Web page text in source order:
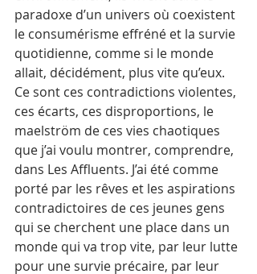
paradoxe d’un univers où coexistent
le consumérisme effréné et la survie
quotidienne, comme si le monde
allait, décidément, plus vite qu’eux.
Ce sont ces contradictions violentes,
ces écarts, ces disproportions, le
maelström de ces vies chaotiques
que j’ai voulu montrer, comprendre,
dans Les Affluents. J’ai été comme
porté par les rêves et les aspirations
contradictoires de ces jeunes gens
qui se cherchent une place dans un
monde qui va trop vite, par leur lutte
pour une survie précaire, par leur